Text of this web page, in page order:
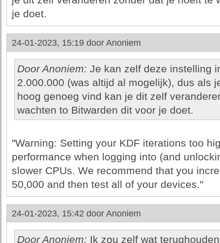
je doet.
24-01-2023, 15:19 door Anoniem
Door Anoniem: Je kan zelf deze instelling
2.000.000 (was altijd al mogelijk), dus als
hoog genoeg vind kan je dit zelf
wachten to Bitwarden dit voor je doet.
"Warning: Setting your KDF iterations too
performance when logging into (and
slower CPUs. We recommend that you
50,000 and then test all of your devices."
24-01-2023, 15:42 door Anoniem
Door Anoniem: Ik zou zelf wat